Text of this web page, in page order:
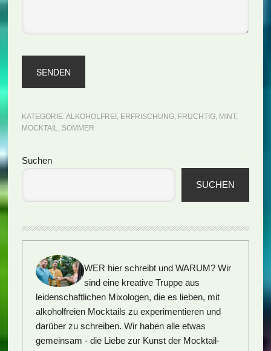
KATEGORIE: ALKOHOLFREI , ERFRISCHUNG, FRUCHTIG, MINT,
MOCKTAIL, SOMMER
Seitenspalte
Suchen
SUCHEN
WER hier schreibt und WARUM? Wir
sind eine kreative Truppe aus
leidenschaftlichen Mixologen, die es lieben, mit
alkoholfreien Mocktails zu experimentieren und
darüber zu schreiben. Wir haben alle etwas
gemeinsam - die Liebe zur Kunst der Mocktail-